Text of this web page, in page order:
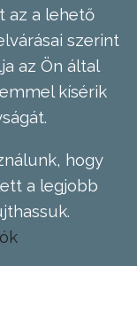
az a lehető
szerint
az Ön által
kísérik
hogy
a legjobb